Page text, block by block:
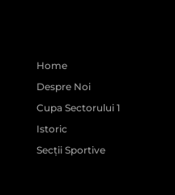
Home
Despre Noi
Cupa Sectorului 1
Istoric
Secții Sportive